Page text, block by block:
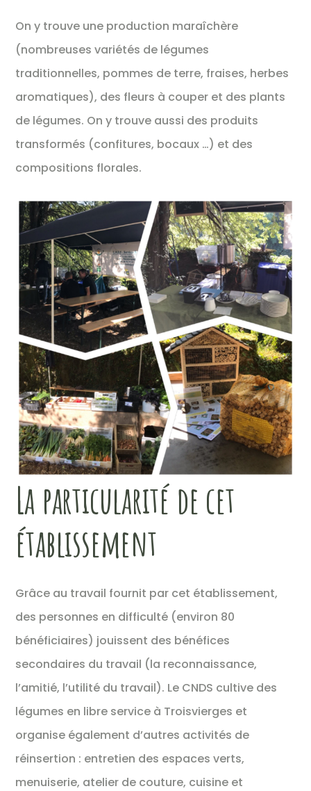
On y trouve une production maraîchère
(nombreuses variétés de légumes
traditionnelles, pommes de terre, fraises, herbes
aromatiques), des fleurs à couper et des plants
de légumes. On y trouve aussi des produits
transformés (confitures, bocaux …) et des
compositions florales.
La particularité de cet
établissement
Grâce au travail fournit par cet établissement,
des personnes en difficulté (environ 80
bénéficiaires) jouissent des bénéfices
secondaires du travail (la reconnaissance,
l’amitié, l’utilité du travail). Le CNDS cultive des
légumes en libre service à Troisvierges et
organise également d’autres activités de
réinsertion : entretien des espaces verts,
menuiserie, atelier de couture, cuisine et